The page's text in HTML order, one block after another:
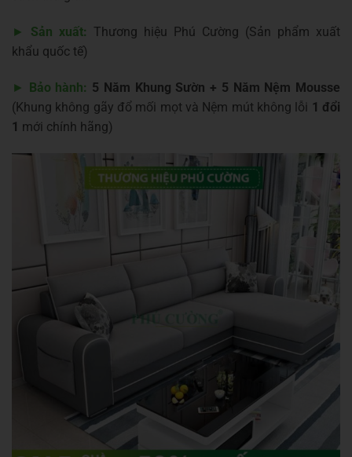
► Sản xuất: Thương hiệu Phú Cường (Sản phẩm xuất
khẩu quốc tế)
► Bảo hành: 5 Năm Khung Sườn + 5 Năm Nệm Mousse
(Khung không gãy đổ mối mọt và Nệm mút không lỗi 1 đổi
1 mới chính hãng)